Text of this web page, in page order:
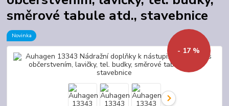
směrové tabule atd., stavebnice
Novinka
- 17 %